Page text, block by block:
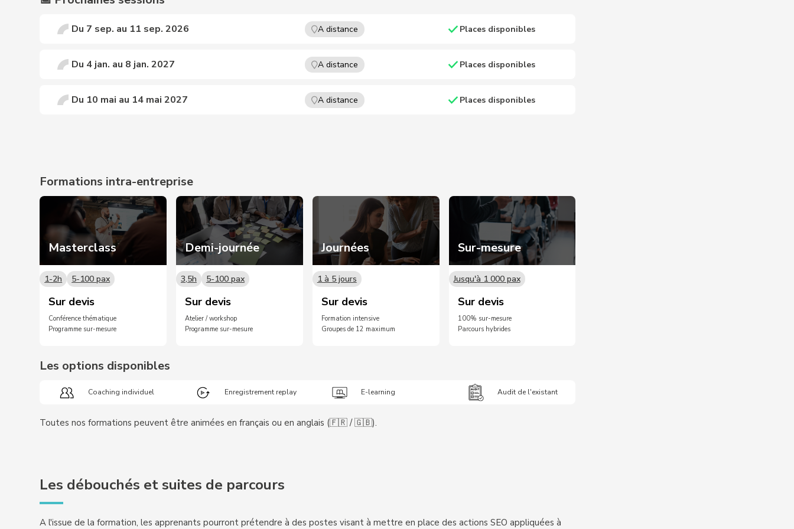
Du 7 sep. au 11 sep. 2026 A distance Places disponibles
Du 4 jan. au 8 jan. 2027 A distance Places disponibles
Du 10 mai au 14 mai 2027 A distance Places disponibles
Formations intra-entreprise
Masterclass
1-2h 5-100 pax
Sur devis
Conférence thématique
Programme sur-mesure
Demi-journée
3,5h 5-100 pax
Sur devis
Atelier / workshop
Programme sur-mesure
Journées
1 à 5 jours
Sur devis
Formation intensive
Groupes de 12 maximum
Sur-mesure
Jusqu'à 1 000 pax
Sur devis
100% sur-mesure
Parcours hybrides
Les options disponibles
Coaching individuel Enregistrement replay E-learning Audit de l'existant
Toutes nos formations peuvent être animées en français ou en anglais (🇫🇷 / 🇬🇧).
Les débouchés et suites de parcours
A l'issue de la formation, les apprenants pourront prétendre à des postes visant à mettre en place des actions SEO appliquées à